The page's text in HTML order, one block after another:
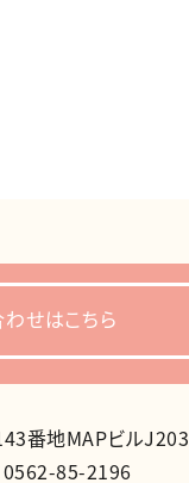
せはこちら
番地MAPビルJ203
0562-85-2196